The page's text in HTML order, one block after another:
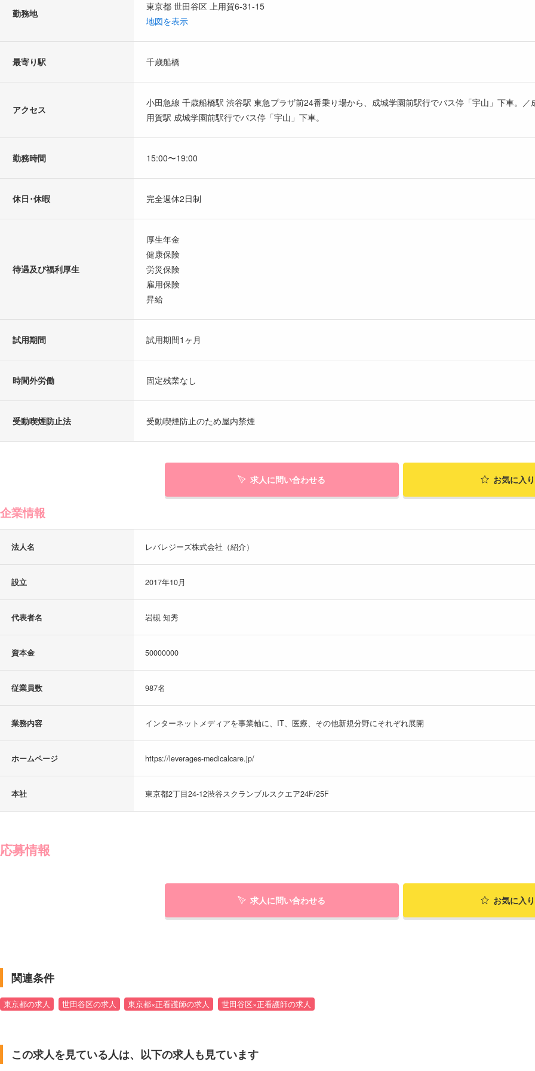
勤務地
東京都 世田谷区 上用賀6-31-15
地図を表示
最寄り駅 千歳船橋
アクセス
小田急線 千歳船橋駅 渋谷駅 東急プラザ前24番乗り場から、成城学園前駅行でバス停「宇山」下車。
用賀駅 成城学園前駅行でバス停「宇山」下車。
勤務時間 15:00〜19:00
休日･休暇 完全週休2日制
待遇及び福利厚生
厚生年金
健康保険
労災保険
雇用保険
昇給
試用期間 試用期間1ヶ月
時間外労働 固定残業なし
受動喫煙防止法 受動喫煙防止のため屋内禁煙
求人に問い合わせる お気に入
企業情報
法人名 レバレジーズ株式会社（紹介）
設立 2017年10月
代表者名 岩槻 知秀
資本金 50000000
従業員数 987名
業務内容 インターネットメディアを事業軸に、IT、医療、その他新規分野にそれぞれ展開
ホームページ https://leverages-medicalcare.jp/
本社 東京都2丁目24-12渋谷スクランブルスクエア24F/25F
応募情報
求人に問い合わせる お気に入
関連条件
東京都の求人 世田谷区の求人 東京都×正看護師の求人 世田谷区×正看護師の求人
この求人を見ている人は、以下の求人も見ています